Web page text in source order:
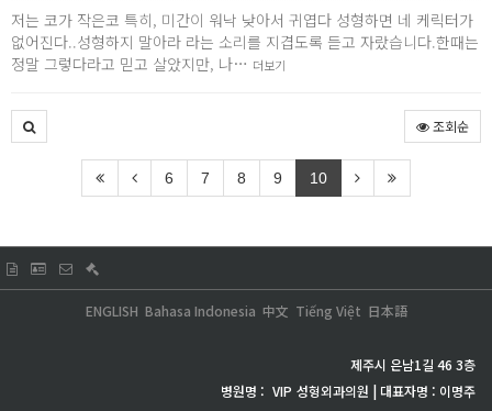
저는 코가 작은코 특히, 미간이 워낙 낮아서 귀엽다 성형하면 네 케릭터가
없어진다..성형하지 말아라 라는 소리를 지겹도록 듣고 자랐습니다.한때는
정말 그렇다라고 믿고 살았지만, 나… 더보기
조회순
6 7 8 9 10
日本語
Tiếng Việt
中文
Bahasa Indonesia
ENGLISH
제주시 은남1길 46 3층
병원명 : VIP 성형외과의원 | 대표자명 : 이명주